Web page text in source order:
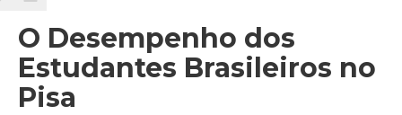
O Desempenho dos
Estudantes Brasileiros no
Pisa